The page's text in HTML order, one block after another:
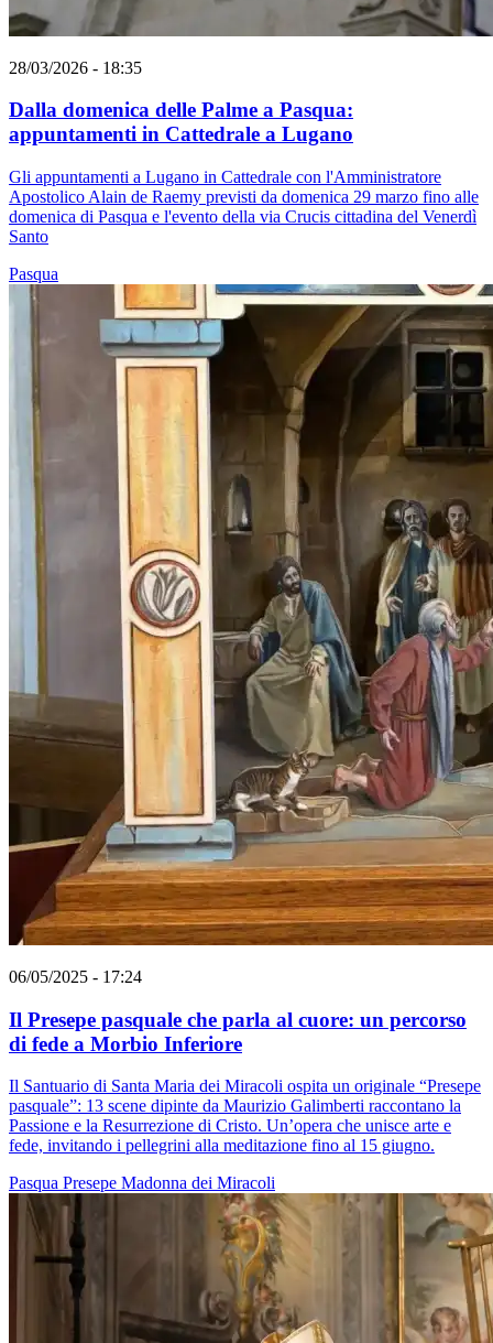
28/03/2026 - 18:35
Dalla domenica delle Palme a Pasqua:
appuntamenti in Cattedrale a Lugano
Gli appuntamenti a Lugano in Cattedrale con l'Amministratore
Apostolico Alain de Raemy previsti da domenica 29 marzo fino alle
domenica di Pasqua e l'evento della via Crucis cittadina del Venerdì
Santo
Pasqua
06/05/2025 - 17:24
Il Presepe pasquale che parla al cuore: un percorso
di fede a Morbio Inferiore
Il Santuario di Santa Maria dei Miracoli ospita un originale “Presepe
pasquale”: 13 scene dipinte da Maurizio Galimberti raccontano la
Passione e la Resurrezione di Cristo. Un’opera che unisce arte e
fede, invitando i pellegrini alla meditazione fino al 15 giugno.
Pasqua Presepe Madonna dei Miracoli